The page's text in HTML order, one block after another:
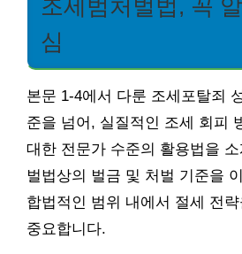
조세범처벌법, 꼭
심
본문 1-4에서 다룬 조세포탈죄
준을 넘어, 실질적인 조세 회피
대한 전문가 수준의 활용법을
벌법상의 벌금 및 처벌 기준을
합법적인 범위 내에서 절세 전략
중요합니다.